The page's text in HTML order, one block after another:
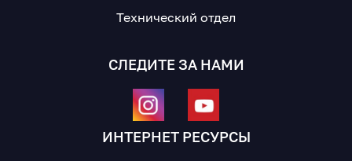
Технический отдел
СЛЕДИТЕ ЗА НАМИ
ИНТЕРНЕТ РЕСУРСЫ